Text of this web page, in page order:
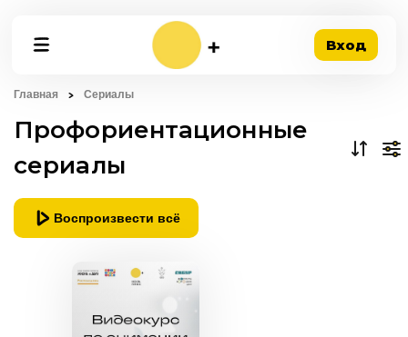
Вход
Главная Сериалы
Профориентационные
сериалы
Воспроизвести всё